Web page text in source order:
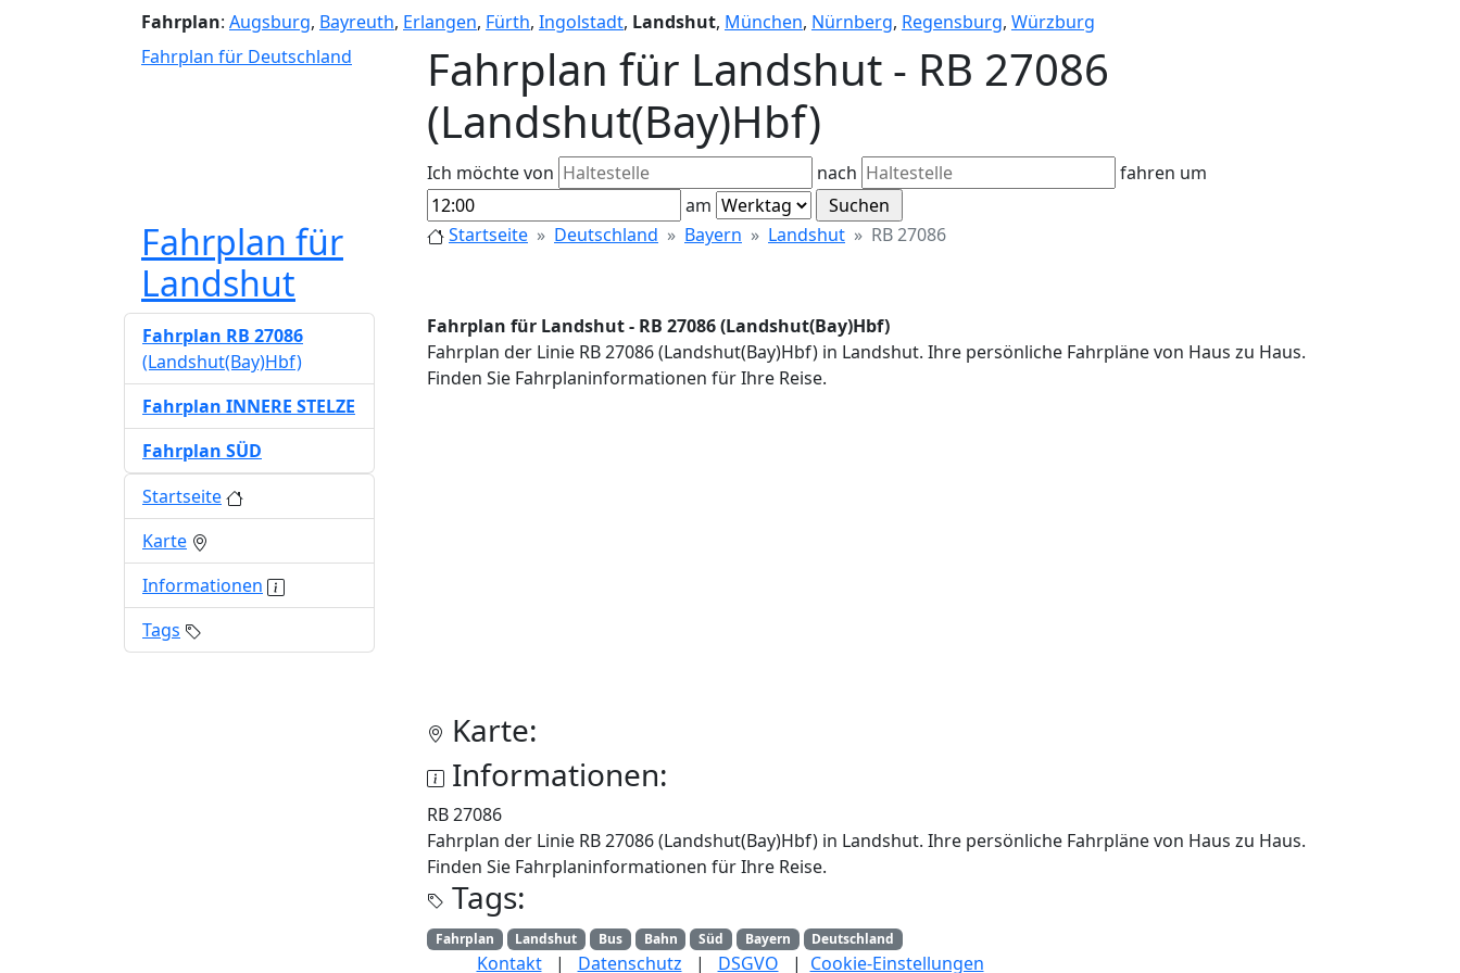
Fahrplan: Augsburg, Bayreuth, Erlangen, Fürth, Ingolstadt, Landshut, München, Nürnberg, Regensburg, Würzburg
Fahrplan für Deutschland
Fahrplan für Landshut - RB 27086
(Landshut(Bay)Hbf)
Ich möchte von nach
fahren um
am
Fahrplan für
Landshut
Startseite Deutschland Bayern Landshut RB 27086
Fahrplan für Landshut - RB 27086 (Landshut(Bay)Hbf)
Fahrplan der Linie RB 27086 (Landshut(Bay)Hbf) in Landshut. Ihre persönliche Fahrpläne von Haus zu Haus.
Finden Sie Fahrplaninformationen für Ihre Reise.
Karte:
Informationen:
RB 27086
Fahrplan der Linie RB 27086 (Landshut(Bay)Hbf) in Landshut. Ihre persönliche Fahrpläne von Haus zu Haus.
Finden Sie Fahrplaninformationen für Ihre Reise.
Tags:
Fahrplan Landshut Bus Bahn Süd Bayern Deutschland
Fahrplan RB 27086
(Landshut(Bay)Hbf)
Fahrplan INNERE STELZE
Fahrplan SÜD
Startseite
Karte
Informationen
Tags
Kontakt| Datenschutz | DSGVO | Cookie-Einstellungen